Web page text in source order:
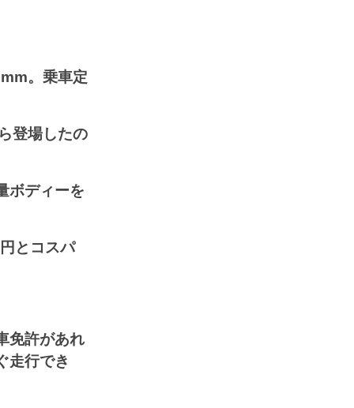
。乗車定
登場したの
ボディーを
とコスパ
免許があれ
走行でき